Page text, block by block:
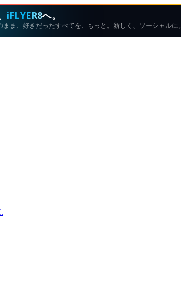
iFLYER8へ。
まま、好きだったすべてを、もっと。新しく、ソーシャルに。